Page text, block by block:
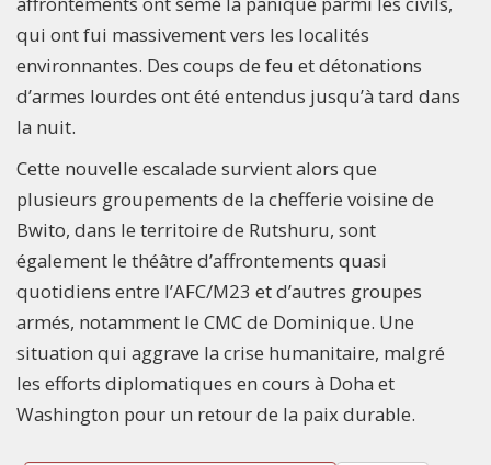
qui ont fui massivement vers les localités
environnantes. Des coups de feu et détonations
d’armes lourdes ont été entendus jusqu’à tard dans
la nuit.
Cette nouvelle escalade survient alors que
plusieurs groupements de la chefferie voisine de
Bwito, dans le territoire de Rutshuru, sont
également le théâtre d’affrontements quasi
quotidiens entre l’AFC/M23 et d’autres groupes
armés, notamment le CMC de Dominique. Une
situation qui aggrave la crise humanitaire, malgré
les efforts diplomatiques en cours à Doha et
Washington pour un retour de la paix durable.